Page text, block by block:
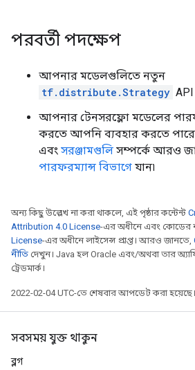
পরবর্তী পদক্ষেপ
আপনার মডেলগুলিতে নতুন
tf.distribute.Strategy
আপনার টেনসরফ্লো মডেলের
করতে আপনি ব্যবহার করতে
এবং সরঞ্জামগুলি সম্পর্কে আরও
পারফরম্যান্স বিভাগে যান৷
অন্য কিছু উল্লেখ না করা থাকলে, এই পৃষ্ঠার কন্টেন্ট
Attribution 4.0 License-এর অধীনে এবং কোডের
License-এর অধীনে লাইসেন্স প্রাপ্ত। আরও জানতে,
নীতি দেখুন। Java হল Oracle এবং/অথবা তার
ট্রেডমার্ক।
2022-02-04 UTC-তে শেষবার আপডেট করা হয়েছে।
সবসময় যুক্ত থাকুন
ব্লগ